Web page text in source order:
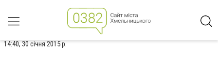
14:40, 30 січня 2015 р.